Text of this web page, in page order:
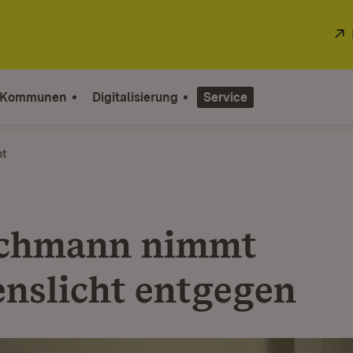
Digitalisierung Service
nimmt
entgegen